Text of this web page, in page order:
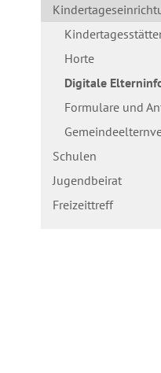
Horte
Digitale
Formulare und
Schulen
Jugendbeirat
Freizeittreff